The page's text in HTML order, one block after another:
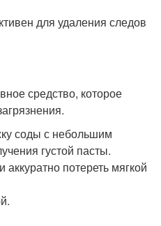
для удаления следов
средство, которое
соды с небольшим
густой пасты.
аккуратно потереть мягкой